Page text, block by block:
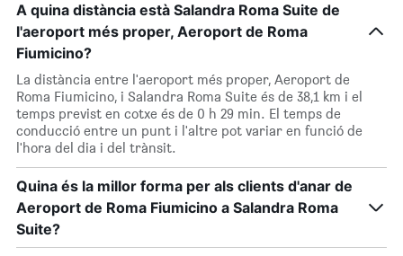
A quina distància està Salandra Roma Suite de
l'aeroport més proper, Aeroport de Roma
Fiumicino?
La distància entre l'aeroport més proper, Aeroport de
Roma Fiumicino, i Salandra Roma Suite és de 38,1 km i el
temps previst en cotxe és de 0 h 29 min. El temps de
conducció entre un punt i l'altre pot variar en funció de
l'hora del dia i del trànsit.
Quina és la millor forma per als clients d'anar de
Aeroport de Roma Fiumicino a Salandra Roma
Suite?